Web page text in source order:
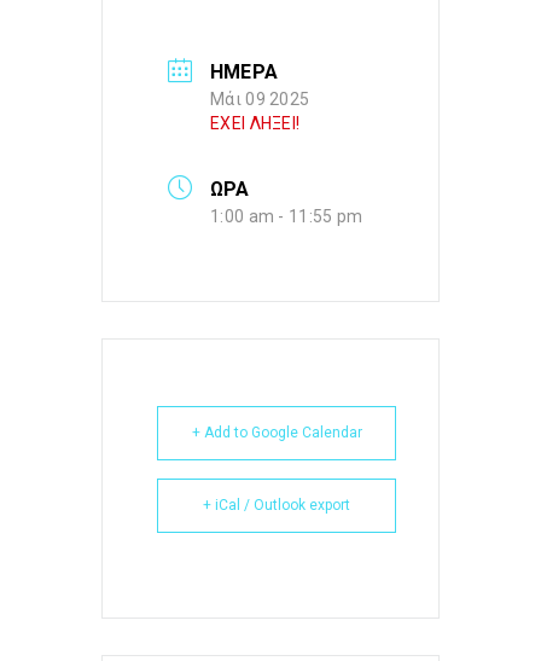
ΗΜΕΡΑ
Μάι 09 2025
ΕΧΕΙ ΛΗΞΕΙ!
ΩΡΑ
1:00 am - 11:55 pm
+ Add to Google Calendar
+ iCal / Outlook export